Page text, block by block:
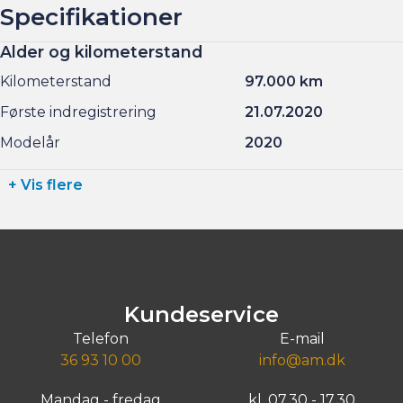
Specifikationer
Alder og kilometerstand
Kilometerstand
97.000 km
Første indregistrering
21.07.2020
Modelår
2020
+ Vis flere
Kundeservice
Telefon
36 93 10 00
E-mail
info@am.dk